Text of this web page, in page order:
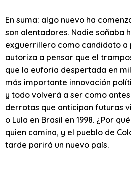
En suma: algo nuevo ha
son alentadores. Nadie soñaba
exguerrillero como candidato a
autoriza a pensar que el
que la euforia despertada en
más importante innovación
y todo volverá a ser como
derrotas que anticipan futuras
o Lula en Brasil en 1998. ¿Por
quien camina, y el pueblo de
tarde parirá un nuevo país.